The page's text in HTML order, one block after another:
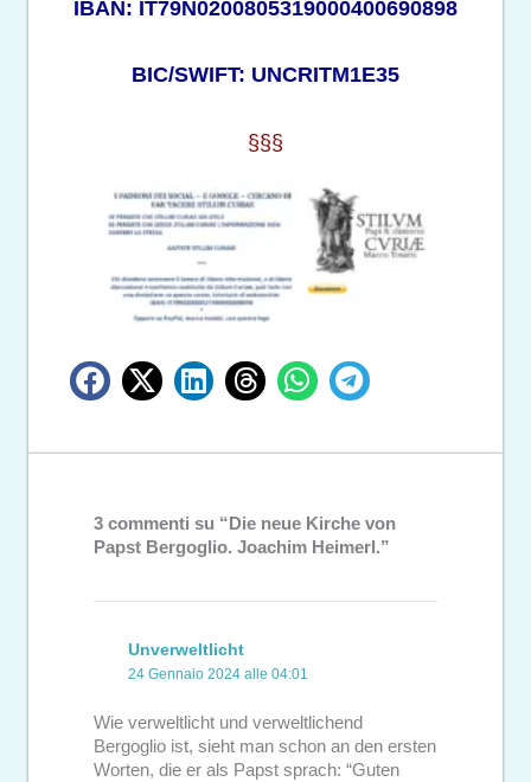
IBAN: IT79N0200805319000400690898
BIC/SWIFT: UNCRITM1E35
§§§
3 commenti su “Die neue Kirche von
Papst Bergoglio. Joachim Heimerl.”
Unverweltlicht
24 Gennaio 2024 alle 04:01
Wie verweltlicht und verweltlichend
Bergoglio ist, sieht man schon an den ersten
Worten, die er als Papst sprach: “Guten